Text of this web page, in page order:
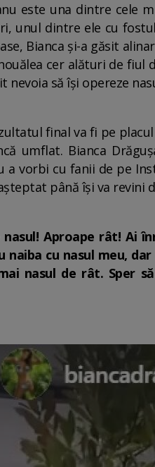
este una dintre cele
unul dintre ele cu
Bianca și-a găsit
cer alături de
nevoia să își opereze
final va fi pe
umflat. Bianca
a vorbi cu fanii de pe
până își va revini
nasul! Aproape rât! Ai
naiba cu nasul meu,
nasul de rât. Sper